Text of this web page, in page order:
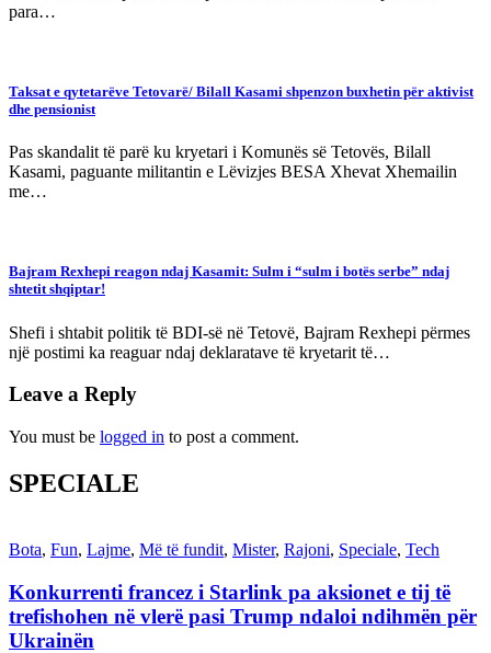
para…
Taksat e qytetarëve Tetovarë/ Bilall Kasami shpenzon buxhetin për aktivist
dhe pensionist
Pas skandalit të parë ku kryetari i Komunës së Tetovës, Bilall
Kasami, paguante militantin e Lëvizjes BESA Xhevat Xhemailin
me…
Bajram Rexhepi reagon ndaj Kasamit: Sulm i “sulm i botës serbe” ndaj
shtetit shqiptar!
Shefi i shtabit politik të BDI-së në Tetovë, Bajram Rexhepi përmes
një postimi ka reaguar ndaj deklaratave të kryetarit të…
Leave a Reply
You must be logged in to post a comment.
SPECIALE
Bota, Fun, Lajme, Më të fundit, Mister, Rajoni, Speciale, Tech
Konkurrenti francez i Starlink pa aksionet e tij të
trefishohen në vlerë pasi Trump ndaloi ndihmën për
Ukrainën